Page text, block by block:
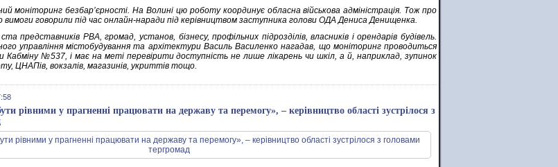
моніторинг безбар’єрності. На Волині цю роботу координує обласна військова адміністрація. Тож про
вимоги говорили під час онлайн-наради під керівництвом заступника голови ОДА Дениса Денищенка.
представників РВА, громад, установ, бізнесу, профільних підрозділів, власників і орендарів будівель.
управління містобудування та архітектури Василь Василенко нагадав, що моніторинг проводиться
Кабміну №537, і має на меті перевірити доступність не лише лікарень чи шкіл, а й, наприклад, зупинок
ЦНАПів, вокзалів, магазинів, укриттів тощо.
рівними у прагненні працювати на державу та перемогу», – керівництво області зустрілося з